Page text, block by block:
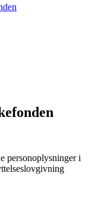
personoplysninger i